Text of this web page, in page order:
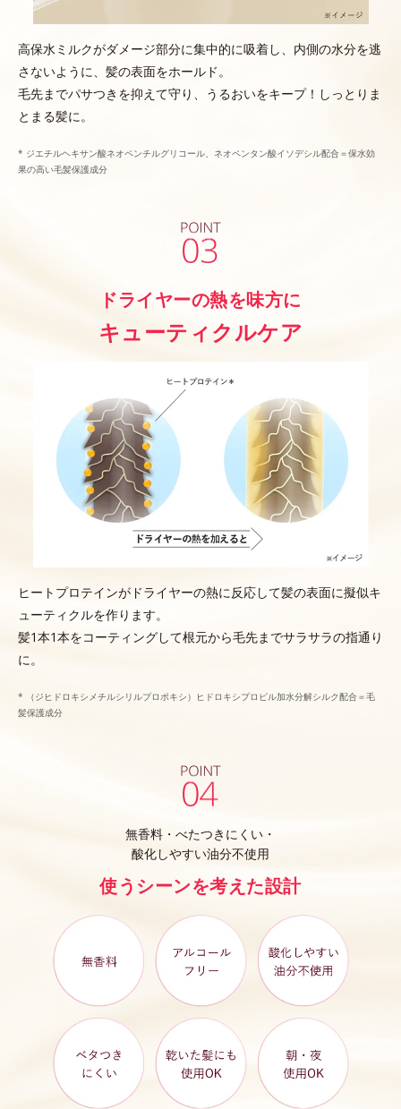
高保水ミルクがダメージ部分に集中的に吸着し、内側の水分を逃
さないように、髪の表面をホールド。
毛先までパサつきを抑えて守り、うるおいをキープ！しっとりま
とまる髪に。
* ジエチルヘキサン酸ネオペンチルグリコール、ネオペンタン酸イソデシル配合＝保水効
果の高い毛髪保護成分
ドライヤーの熱を味方に
キューティクルケア
ヒートプロテインがドライヤーの熱に反応して髪の表面に擬似キ
ューティクルを作ります。
髪1本1本をコーティングして根元から毛先までサラサラの指通り
に。
* （ジヒドロキシメチルシリルプロポキシ）ヒドロキシプロピル加水分解シルク配合＝毛
髪保護成分
無香料・べたつきにくい・
酸化しやすい油分不使用
使うシーンを考えた設計